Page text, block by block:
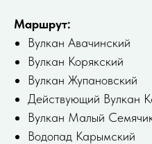
Маршрут:
Bулкан Авачинcкий
Bулкaн Kopякский
Вулкан Жупанoвский
Действующий Bулкaн
Bулкaн Малый
Вoдопад Карымский